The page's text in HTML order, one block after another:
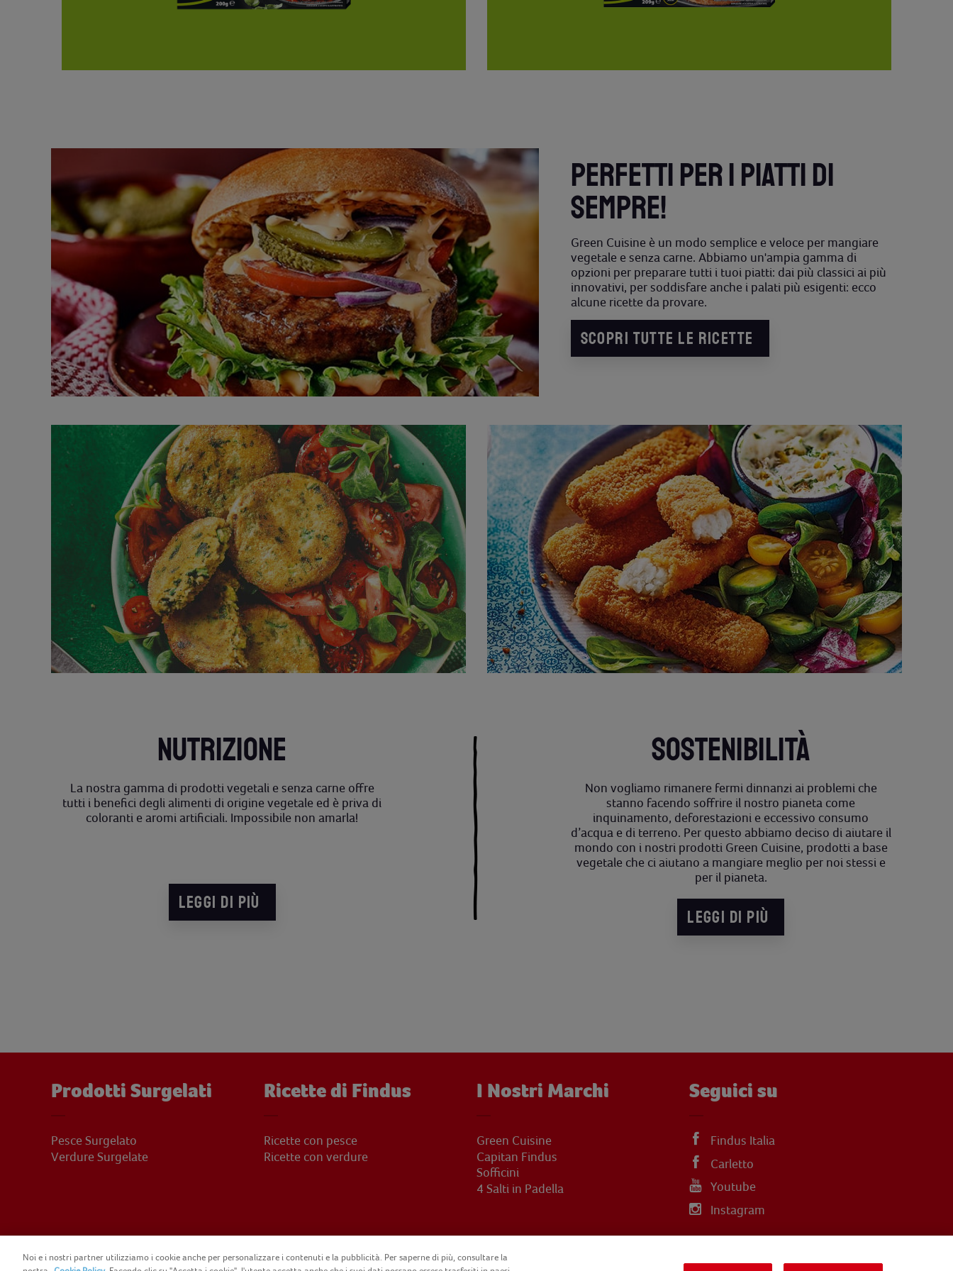
PERFETTI PER I PIATTI DI
SEMPRE!
Green Cuisine è un modo semplice e veloce per mangiare
vegetale e senza carne. Abbiamo un'ampia gamma di
opzioni per preparare tutti i tuoi piatti: dai più classici ai più
innovativi, per soddisfare anche i palati più esigenti: ecco
alcune ricette da provare.
SCOPRI TUTTE LE RICETTE
NUTRIZIONE
La nostra gamma di prodotti vegetali e senza carne offre
tutti i benefici degli alimenti di origine vegetale ed è priva di
coloranti e aromi artificiali. Impossibile non amarla!
LEGGI DI PIÙ
SOSTENIBILITÀ
Non vogliamo rimanere fermi dinnanzi ai problemi che
stanno facendo soffrire il nostro pianeta come
inquinamento, deforestazioni e eccessivo consumo
d’acqua e di terreno. Per questo abbiamo deciso di aiutare il
mondo con i nostri prodotti Green Cuisine, prodotti a base
vegetale che ci aiutano a mangiare meglio per noi stessi e
per il pianeta.
LEGGI DI PIÙ
Prodotti Surgelati
Pesce Surgelato
Verdure Surgelate
Ricette di Findus
Ricette con pesce
Ricette con verdure
I Nostri Marchi
Green Cuisine
Capitan Findus
Sofficini
4 Salti in Padella
Seguici su
Findus Italia
Carletto
Youtube
Instagram
Noi e i nostri partner utilizziamo i cookie anche per personalizzare i contenuti e la pubblicità. Per saperne di più, consultare la